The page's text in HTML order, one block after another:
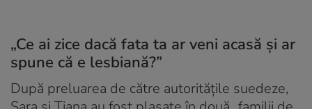
„Ce ai zice dacă fata ta ar veni acasă și ar
spune că e lesbiană?”
După preluarea de către autoritățile suedeze,